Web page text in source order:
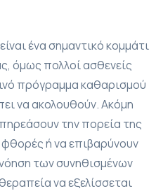
ένα σημαντικό κομμάτι
όμως πολλοί ασθενείς
πρόγραμμα καθαρισμού
να ακολουθούν. Ακόμη
την πορεία της
ή να επιβαρύνουν
των συνηθισμένων
να εξελίσσεται